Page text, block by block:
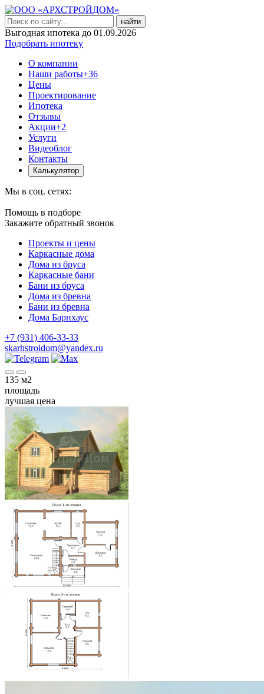
найти
Выгодная ипотека до 01.09.2026
Подобрать ипотеку
О компании
Наши работы+36
Цены
Проектирование
Ипотека
Отзывы
Акции+2
Услуги
Видеоблог
Контакты
Калькулятор
Мы в соц. сетях:
Помощь в подборе
Закажите обратный звонок
Проекты и цены
Каркасные дома
Дома из бруса
Каркасные бани
Бани из бруса
Дома из бревна
Бани из бревна
Дома Барнхаус
+7 (931) 406-33-33
skarhstroidom@yandex.ru
135 м2
площадь
лучшая цена